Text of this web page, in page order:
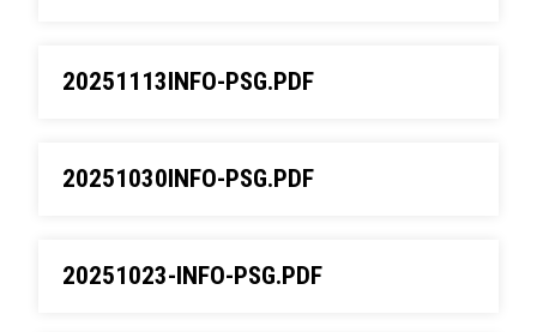
20251113INFO-PSG.PDF
20251030INFO-PSG.PDF
20251023-INFO-PSG.PDF